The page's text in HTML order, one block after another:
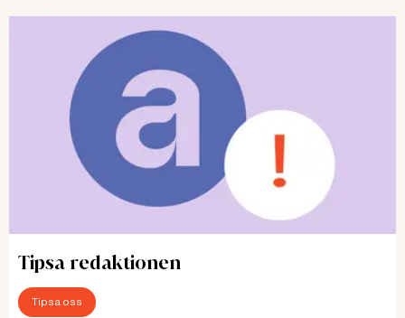
Tipsa redaktionen
Tipsa oss